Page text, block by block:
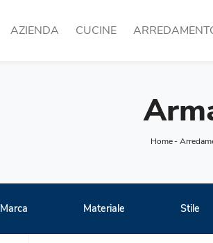
AZIENDA CUCINE
Home-
Marca Materiale Stile